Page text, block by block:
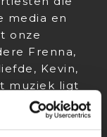
media en
onze
Frenna,
Kevin,
muziek ligt
visuele
en